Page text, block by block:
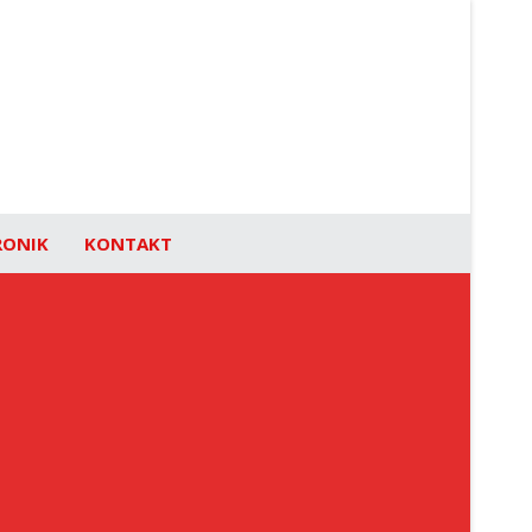
KONTAKT